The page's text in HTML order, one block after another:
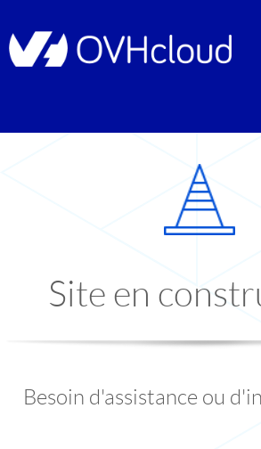
Site en
Besoin d'assistance ou